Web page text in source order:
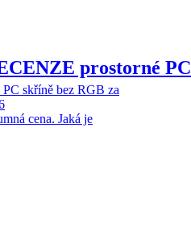
prostorné PC
skříně bez RGB za
cena. Jaká je